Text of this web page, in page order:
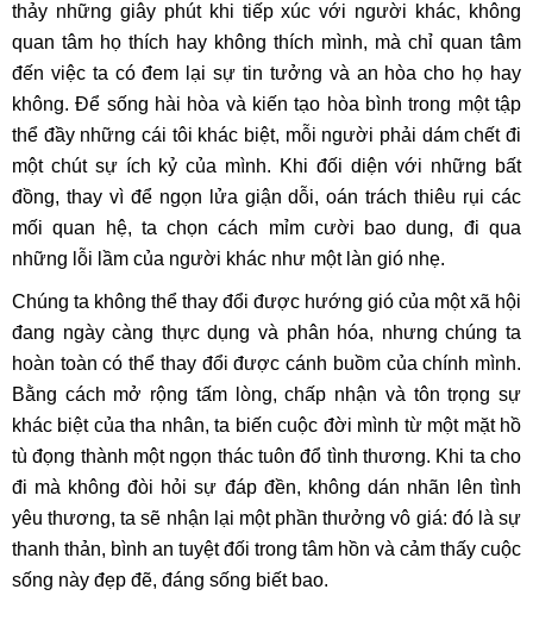
thảy những giây phút khi tiếp xúc với người khác, không
quan tâm họ thích hay không thích mình, mà chỉ quan tâm
đến việc ta có đem lại sự tin tưởng và an hòa cho họ hay
không. Để sống hài hòa và kiến tạo hòa bình trong một tập
thể đầy những cái tôi khác biệt, mỗi người phải dám chết đi
một chút sự ích kỷ của mình. Khi đối diện với những bất
đồng, thay vì để ngọn lửa giận dỗi, oán trách thiêu rụi các
mối quan hệ, ta chọn cách mỉm cười bao dung, đi qua
những lỗi lầm của người khác như một làn gió nhẹ.
Chúng ta không thể thay đổi được hướng gió của một xã hội
đang ngày càng thực dụng và phân hóa, nhưng chúng ta
hoàn toàn có thể thay đổi được cánh buồm của chính mình.
Bằng cách mở rộng tấm lòng, chấp nhận và tôn trọng sự
khác biệt của tha nhân, ta biến cuộc đời mình từ một mặt hồ
tù đọng thành một ngọn thác tuôn đổ tình thương. Khi ta cho
đi mà không đòi hỏi sự đáp đền, không dán nhãn lên tình
yêu thương, ta sẽ nhận lại một phần thưởng vô giá: đó là sự
thanh thản, bình an tuyệt đối trong tâm hồn và cảm thấy cuộc
sống này đẹp đẽ, đáng sống biết bao.